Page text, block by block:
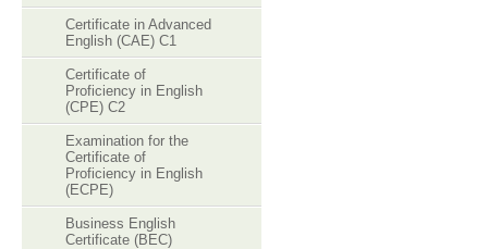
Certificate in Advanced
English (CAE) C1
Certificate of
Proficiency in English
(CPE) C2
Examination for the
Certificate of
Proficiency in English
(ECPE)
Business English
Certificate (BEC)